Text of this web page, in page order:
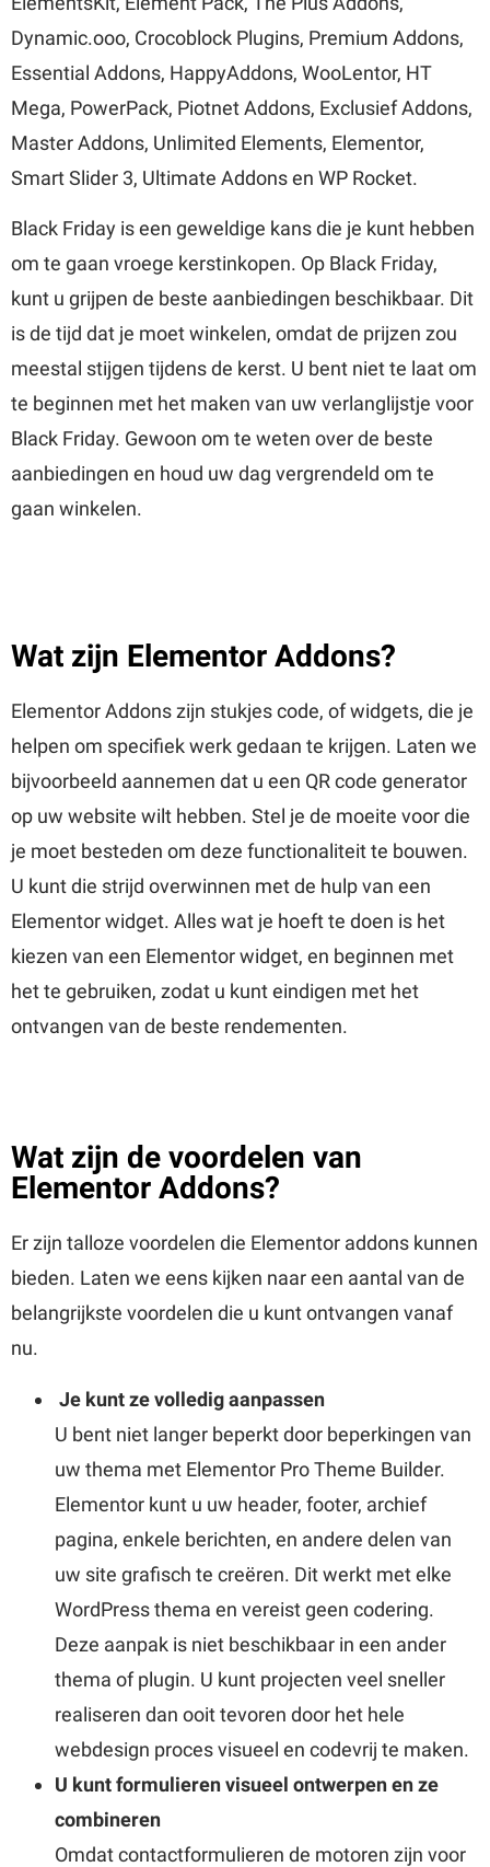
Dynamic.ooo, Crocoblock Plugins, Premium Addons,
Essential Addons, HappyAddons, WooLentor, HT
Mega, PowerPack, Piotnet Addons, Exclusief Addons,
Master Addons, Unlimited Elements, Elementor,
Smart Slider 3, Ultimate Addons en WP Rocket.
Black Friday is een geweldige kans die je kunt hebben
om te gaan vroege kerstinkopen. Op Black Friday,
kunt u grijpen de beste aanbiedingen beschikbaar. Dit
is de tijd dat je moet winkelen, omdat de prijzen zou
meestal stijgen tijdens de kerst. U bent niet te laat om
te beginnen met het maken van uw verlanglijstje voor
Black Friday. Gewoon om te weten over de beste
aanbiedingen en houd uw dag vergrendeld om te
gaan winkelen.
Wat zijn Elementor Addons?
Elementor Addons zijn stukjes code, of widgets, die je
helpen om specifiek werk gedaan te krijgen. Laten we
bijvoorbeeld aannemen dat u een QR code generator
op uw website wilt hebben. Stel je de moeite voor die
je moet besteden om deze functionaliteit te bouwen.
U kunt die strijd overwinnen met de hulp van een
Elementor widget. Alles wat je hoeft te doen is het
kiezen van een Elementor widget, en beginnen met
het te gebruiken, zodat u kunt eindigen met het
ontvangen van de beste rendementen.
Wat zijn de voordelen van
Elementor Addons?
Er zijn talloze voordelen die Elementor addons kunnen
bieden. Laten we eens kijken naar een aantal van de
belangrijkste voordelen die u kunt ontvangen vanaf
nu.
Je kunt ze volledig aanpassen
U bent niet langer beperkt door beperkingen van
uw thema met Elementor Pro Theme Builder.
Elementor kunt u uw header, footer, archief
pagina, enkele berichten, en andere delen van
uw site grafisch te creëren. Dit werkt met elke
WordPress thema en vereist geen codering.
Deze aanpak is niet beschikbaar in een ander
thema of plugin. U kunt projecten veel sneller
realiseren dan ooit tevoren door het hele
webdesign proces visueel en codevrij te maken.
U kunt formulieren visueel ontwerpen en ze
combineren
Omdat contactformulieren de motoren zijn voor